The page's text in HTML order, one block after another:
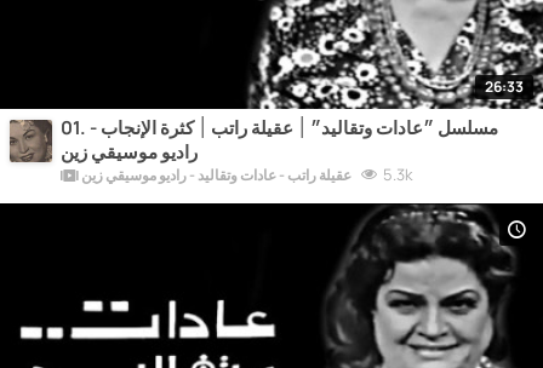
26:33
01. مسلسل ״عادات وتقاليد״ ׀ عقيلة راتب ׀ كثرة الإنجاب -
راديو موسيقي زين
عقيلة راتب - عادات وتقاليد - راديو موسيقي زين 5.3k